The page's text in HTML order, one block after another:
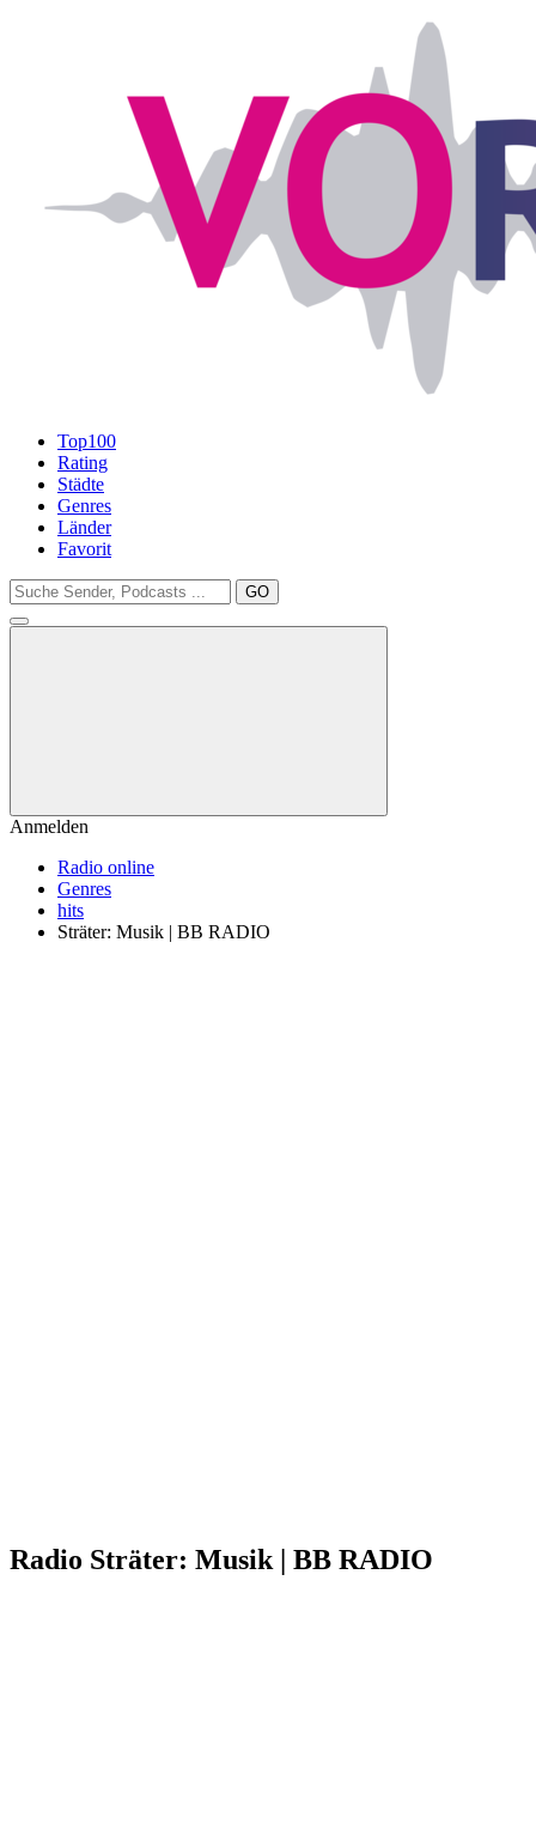
Top100
Rating
Städte
Genres
Länder
Favorit
GO
Anmelden
Radio online
Genres
hits
Sträter: Musik | BB RADIO
Radio Sträter: Musik | BB RADIO